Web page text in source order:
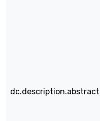
dc.description.abstract